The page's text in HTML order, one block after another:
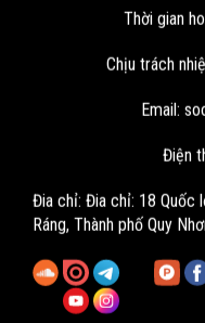
Thời gian
Chịu trách
Email:
Điện
Đia chỉ: Đia chỉ: 18 Quốc
Ráng, Thành phố Quy